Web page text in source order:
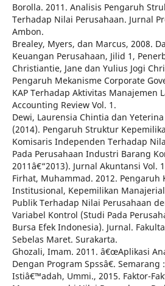
Borolla. 2011. Analisis Pengaruh
Terhadap Nilai Perusahaan. Jurnal
Ambon.
Brealey, Myers, dan Marcus, 2008.
Keuangan Perusahaan, Jilid 1,
Christiantie, Jane dan Yulius Jogi
Pengaruh Mekanisme Corporate
KAP Terhadap Aktivitas Manajemen
Accounting Review Vol. 1.
Dewi, Laurensia Chintia dan
(2014). Pengaruh Struktur
Komisaris Independen Terhadap
Pada Perusahaan Industri Barang
2011â€“2013). Jurnal Akuntansi Vol.
Firhat, Muhammad. 2012. Pengaruh
Institusional, Kepemilikan
Publik Terhadap Nilai Perusahaan
Variabel Kontrol (Studi Pada
Bursa Efek Indonesia). Jurnal.
Sebelas Maret. Surakarta.
Ghozali, Imam. 2011. â€œAplikasi
Dengan Program Spssâ€.
Istiâ€™adah, Ummi., 2015. Faktor-